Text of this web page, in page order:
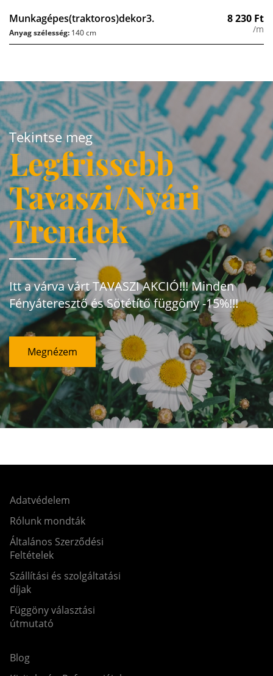
Munkagépes(traktoros)dekor3. 8 230 Ft
/m
Anyag szélesség: 140 cm
Tekintse meg
Legfrissebb
Tavaszi/Nyári
Trendek
Itt a várva várt TAVASZI AKCIÓ!!! Minden
Fényáteresztő és Sötétítő függöny -15%!!!
Megnézem
Adatvédelem
Rólunk mondták
Általános Szerződési
Feltételek
Szállítási és szolgáltatási
díjak
Függöny választási
útmutató
Blog